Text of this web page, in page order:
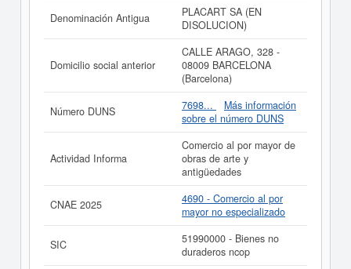
contabiliza un total de 4 consultas. La última
visualización es del 07/06/2026. Esta empresa y otras
similiares pueden aspirar a algunas subvenciones.
Descubra a cuales desde aquí. El número de actos
publicados en el BORME sobre esta empresa es de 21 y
figura en el Registro Mercantil de Barcelona.
Si está interesado en conocer más datos de la empresa
PLACART SL puede
acceder inmediatamente a este
de PLACART SL y consultar los
resultados de sus años de actividad, así como los
balances y cuentas de resultados disponibles.
La última actualización del informe de empresa se ha
realizado el 12/05/2023.
Denominación Antigua
PLACART SA (EN
DISOLUCION)
Domicilio social anterior
CALLE ARAGO, 328 -
08009 BARCELONA
(Barcelona)
Número DUNS 7698...
Más información
sobre el número DUNS
Actividad Informa
Comercio al por mayor de
obras de arte y
antigüedades
CNAE 2025
4690 - Comercio al por
mayor no especializado
SIC
51990000 - Bienes no
duraderos ncop